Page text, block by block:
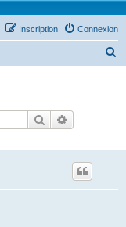
Connexion
Inscription
Rechercher